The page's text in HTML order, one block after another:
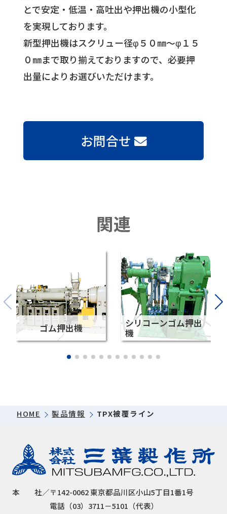
とで安定・低温・高吐出や押出機の小型化
を実現しております。
新型押出機はスクリュー径φ５０㎜～φ１５
０㎜まで取り揃えておりますので、必要押
出量によりお選びいただけます。
お問合せ
関連
ゴム押出機
シリコーンゴム押出
機
HOME 製品情報 TPX被覆ライン
本社／〒142-0062 東京都品川区小山5丁目1番1号
電話（03）3711－5101（代表）